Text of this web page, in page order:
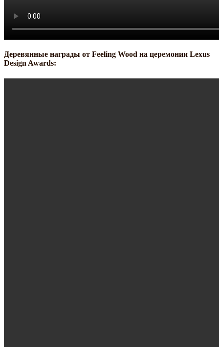
Деревянные награды от Feeling Wood на церемонии Lexus
Design Awards: